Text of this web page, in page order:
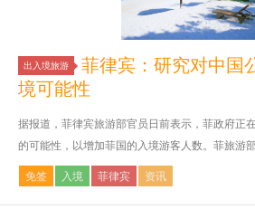
出入境旅游
菲律宾：研究对中国
境可能性
据报道，菲律宾旅游部官员日前表示，菲政府正
的可能性，以增加菲国的入境游客人数。菲旅游
免签 入境 菲律宾 资讯